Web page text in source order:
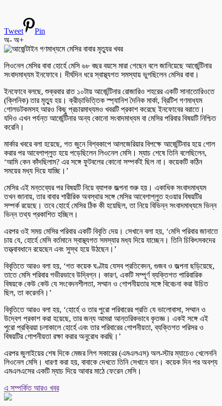
Tweet
Pin
অ- অ+
লিওনেল মেসির বাবা হোর্হে মেসি ৬৮ বছর বয়সে মারা গেছেন বলে জানিয়েছে আর্জেন্টিনার
সংবাদমাধ্যম ইনফোবে। দীর্ঘদিন ধরে স্বাস্থ্যগত সমস্যায় ভুগছিলেন মেসির বাবা।
ইনফোবে বলছে, শুক্রবার রাত ১০টায় আর্জেন্টিনার রোজারিও শহরের একটি সানাতোরিওতে
(ক্লিনিক) তার মৃত্যু হয়। ক্রীড়াভিত্তিক স্প্যানিশ দৈনিক মার্কা, ব্রিটিশ গণমাধ্যম
গোলডটকমসহ আরও কিছু প্রচারমাধ্যমও খবরটি প্রকাশ করেছে ইনফোবের বরাতে।
যদিও এখন পর্যন্ত আর্জেন্টিনার অন্য কোনো সংবাদমাধ্যম বা মেসির পরিবার বিষয়টি নিশ্চিত
করেনি।
মার্কার খবরে বলা হয়েছে, গত জুনে বিশ্বকাপে আলজেরিয়ার বিপক্ষে আর্জেন্টিনার হয়ে গোল
করার পর আবেগাপ্লুত হয়ে পড়েছিলেন লিওনেল মেসি। ম্যাচ শেষে তিনি বলেছিলেন,
‘আমি কেন কাঁদছিলাম? এর সঙ্গে ফুটবলের কোনো সম্পর্কই ছিল না। কয়েকটি কঠিন
সময়ের মধ্য দিয়ে যাচ্ছি।’
মেসির এই মন্তব্যের পর বিষয়টি নিয়ে ব্যাপক জল্পনা শুরু হয়। একাধিক সংবাদমাধ্যম
তখন জানায়, তার বাবার শারীরিক অবস্থার সঙ্গে মেসির আবেগাপ্লুত হওয়ার বিষয়টির
সম্পর্ক রয়েছে। তবে হোর্হে মেসির ঠিক কী হয়েছিল, তা নিয়ে বিভিন্ন সংবাদমাধ্যমে ভিন্ন
ভিন্ন তথ্য প্রকাশিত হচ্ছিল।
এরপর ওই সময় মেসির পরিবার একটি বিবৃতি দেয়। সেখানে বলা হয়, ‘মেসি পরিবার জানাতে
চায় যে, হোর্হে মেসি বর্তমানে স্বাস্থ্যগত সমস্যার মধ্য দিয়ে যাচ্ছেন। তিনি চিকিৎসকদের
তত্ত্বাবধানে রয়েছেন এবং সুস্থ হয়ে উঠছেন।’
বিবৃতিতে আরও বলা হয়, ‘গত কয়েক ঘণ্টায় যেসব প্রতিবেদন, গুজব ও জল্পনা ছড়িয়েছে,
তাতে মেসি পরিবার গভীরভাবে উদ্বিগ্ন। কারণ, একটি সম্পূর্ণ ব্যক্তিগত পারিবারিক
বিষয়কে কেউ কেউ যে সংবেদনশীলতা, সম্মান ও গোপনীয়তার সঙ্গে বিবেচনা করা উচিত
ছিল, তা করেননি।’
বিবৃতিতে আরও বলা হয়, ‘হোর্হে ও তার পুরো পরিবারের প্রতি যে ভালোবাসা, সম্মান ও
উদ্বেগ প্রকাশ করা হয়েছে, তার জন্য আমরা আন্তরিকভাবে কৃতজ্ঞ। একই সঙ্গে এই
পুরো প্রক্রিয়া চলাকালে হোর্হে এবং তার পরিবারের গোপনীয়তা, ব্যক্তিগত পরিসর ও
বিষয়টির গোপনীয়তা রক্ষা করার অনুরোধ করছি।’
এরপর জুলাইয়ের শেষ দিকে মেজর লিগ সকারের (এমএলএস) অল-স্টার ম্যাচেও খেলেননি
লিওনেল মেসি। ধারণা করা হয়, বাবাকে দেখতে তিনি সেখানে যান। কয়েক দিন পর অবশ্য
এমএলএসের একটি ম্যাচ দিয়ে আবার মাঠে ফেরেন মেসি।
এ সম্পর্কিত আরও খবর